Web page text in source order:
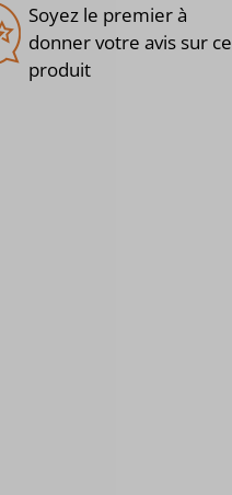
Soyez le premier à
donner votre avis sur ce
produit